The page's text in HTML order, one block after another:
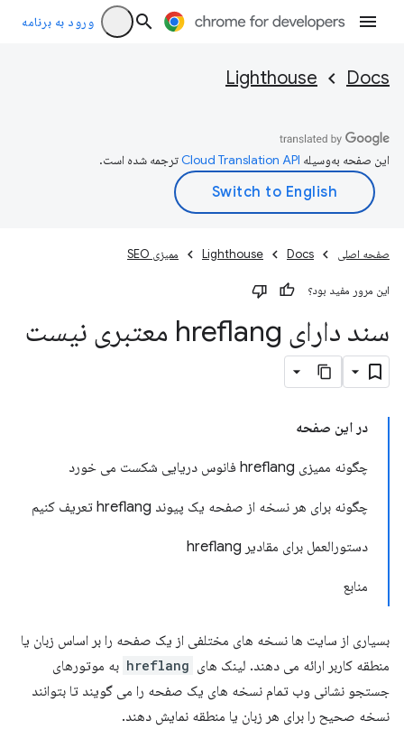
ورود به برنامه
Docs
Lighthouse
این صفحه به‌وسیله ترجمه شده است.
صفحه اصلی Docs
Lighthouse ممیزی SEO
این مرور مفید بود؟
سند دارای hreflang معتبری نیست
در این صفحه
چگونه ممیزی hreflang فانوس دریایی شکست می خورد
چگونه برای هر نسخه از صفحه یک پیوند hreflang تعریف کنیم
دستورالعمل برای مقادیر hreflang
منابع
بسیاری از سایت ها نسخه های مختلفی از یک صفحه را بر اساس زبان یا
منطقه کاربر ارائه می دهند. لینک های hreflang به موتورهای
جستجو نشانی وب تمام نسخه های یک صفحه را می گویند تا بتوانند
نسخه صحیح را برای هر زبان یا منطقه نمایش دهند.